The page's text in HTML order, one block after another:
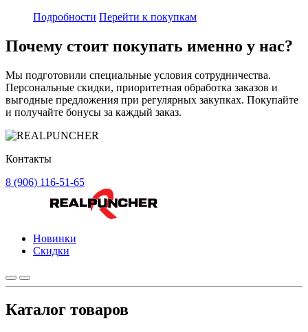
Подробности Перейти к покупкам
Почему стоит покупать именно у нас?
Мы подготовили специальные условия сотрудничества.
Персональные скидки, приоритетная обработка заказов и
выгодные предложения при регулярных закупках. Покупайте
и получайте бонусы за каждый заказ.
Контакты
8 (906) 116-51-65
Новинки
Скидки
Каталог товаров